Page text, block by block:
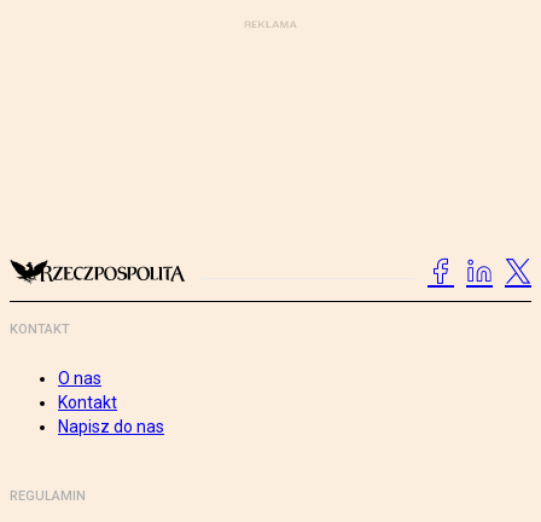
KONTAKT
O nas
Kontakt
Napisz do nas
REGULAMIN